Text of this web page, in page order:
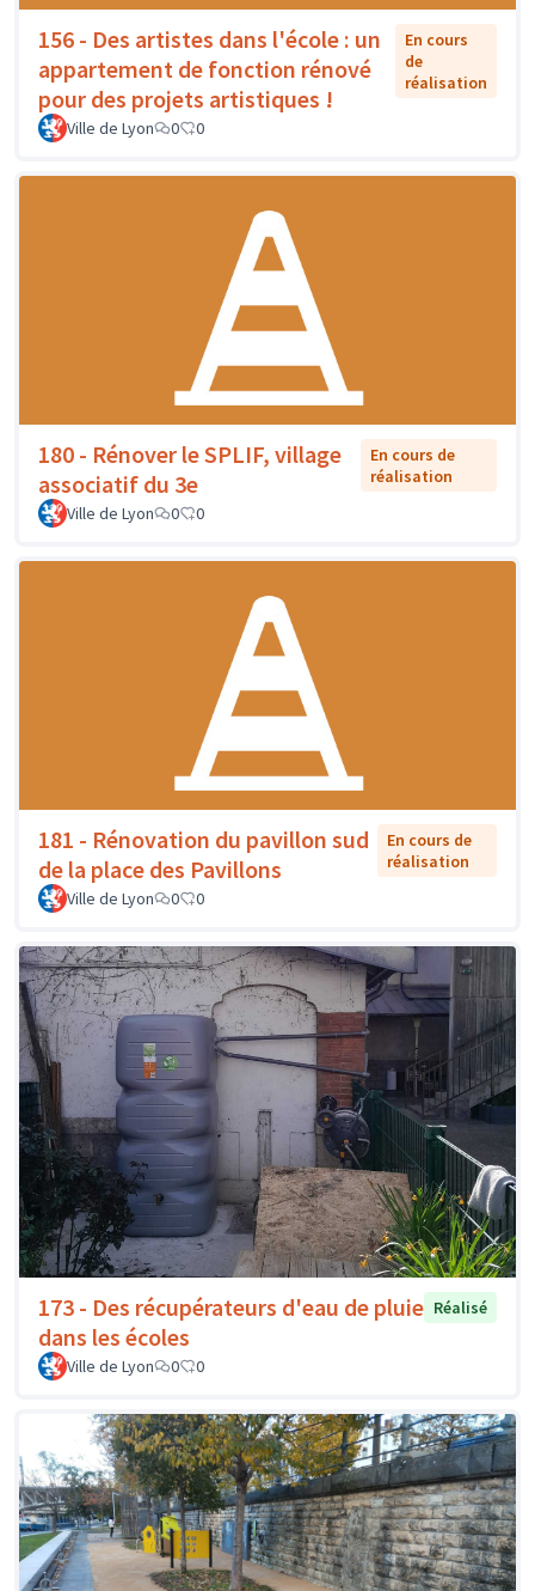
156 - Des artistes dans l'école : un
appartement de fonction rénové
pour des projets artistiques !
En cours
de
réalisation
Ville de Lyon 0 0
180 - Rénover le SPLIF, village
associatif du 3e
En cours de
réalisation
Ville de Lyon
0 0
181 - Rénovation du pavillon sud
de la place des Pavillons
En cours de
réalisation
Ville de Lyon
0 0
173 - Des récupérateurs d'eau de pluie
dans les écoles
Réalisé
Ville de Lyon 0 0